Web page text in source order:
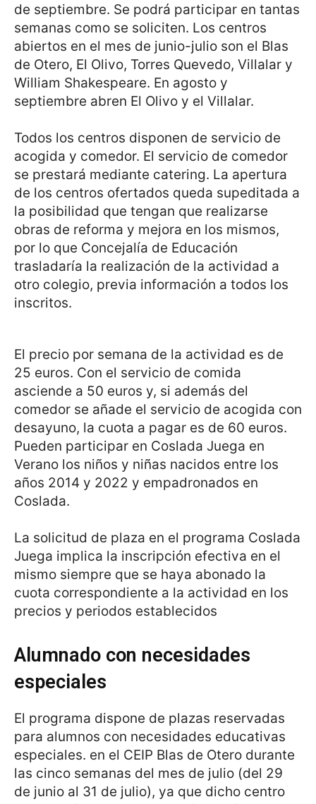
de septiembre. Se podrá participar en tantas
semanas como se soliciten. Los centros
abiertos en el mes de junio-julio son el Blas
de Otero, El Olivo, Torres Quevedo, Villalar y
William Shakespeare. En agosto y
septiembre abren El Olivo y el Villalar.
Todos los centros disponen de servicio de
acogida y comedor. El servicio de comedor
se prestará mediante catering. La apertura
de los centros ofertados queda supeditada a
la posibilidad que tengan que realizarse
obras de reforma y mejora en los mismos,
por lo que Concejalía de Educación
trasladaría la realización de la actividad a
otro colegio, previa información a todos los
inscritos.
El precio por semana de la actividad es de
25 euros. Con el servicio de comida
asciende a 50 euros y, si además del
comedor se añade el servicio de acogida con
desayuno, la cuota a pagar es de 60 euros.
Pueden participar en Coslada Juega en
Verano los niños y niñas nacidos entre los
años 2014 y 2022 y empadronados en
Coslada.
La solicitud de plaza en el programa Coslada
Juega implica la inscripción efectiva en el
mismo siempre que se haya abonado la
cuota correspondiente a la actividad en los
precios y periodos establecidos
Alumnado con necesidades
especiales
El programa dispone de plazas reservadas
para alumnos con necesidades educativas
especiales. en el CEIP Blas de Otero durante
las cinco semanas del mes de julio (del 29
de junio al 31 de julio), ya que dicho centro